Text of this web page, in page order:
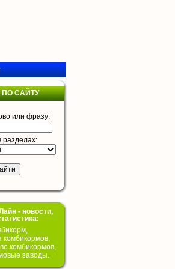
САЙТУ
или фразу:
разделах:
- новости,
комбикормов,
комбикормов,
заводы.